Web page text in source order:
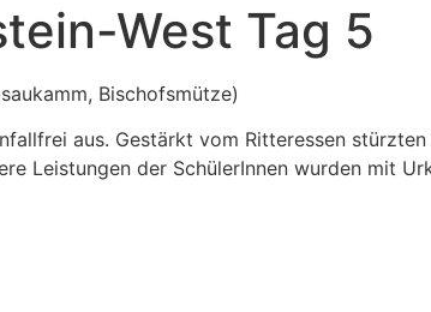
West Tag 5
Bischofsmütze)
aus. Gestärkt vom Ritteressen
Leistungen der SchülerInnen wurden mit